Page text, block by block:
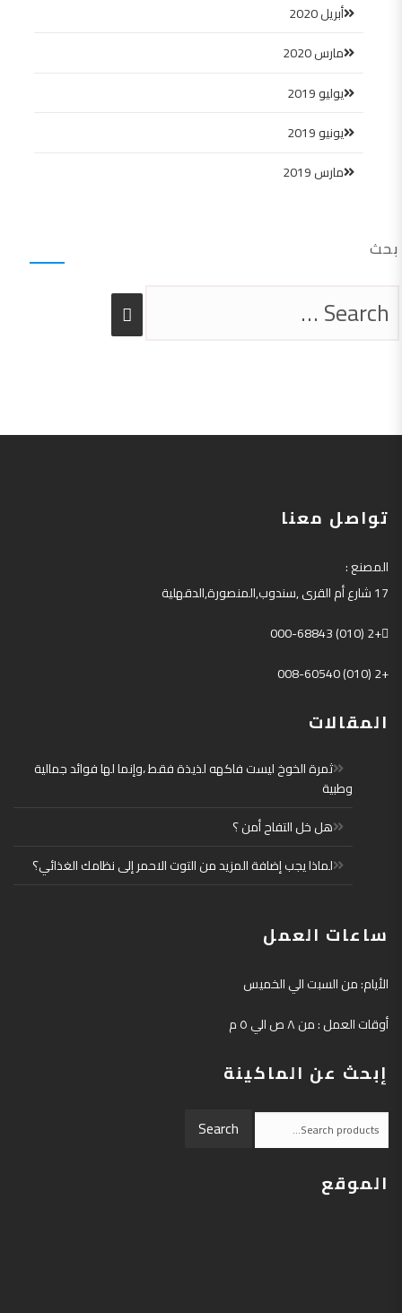
أبريل 2020
مارس 2020
يوليو 2019
يونيو 2019
مارس 2019
بحث
تواصل معنا
المصنع:
17شارع أم القرى,سندوب,المنصورة,الدقهلية
+2 (010) 000-68843
+2 (010) 008-60540
المقالات
ثمرة الخوخ ليست فاكهه لذيذة فقط ،وإنما لها فوائد جمالية
وطبية
هل خل التفاح أمن ؟
لماذا يجب إضافة المزيد من التوت الاحمر إلى نظامك الغذائي؟
ساعات العمل
الأيام: من السبت الي الخميس
أوقات العمل : من ٨ ص الي ٥ م
إبحث عن الماكينة
Search
for:
Search
الموقع